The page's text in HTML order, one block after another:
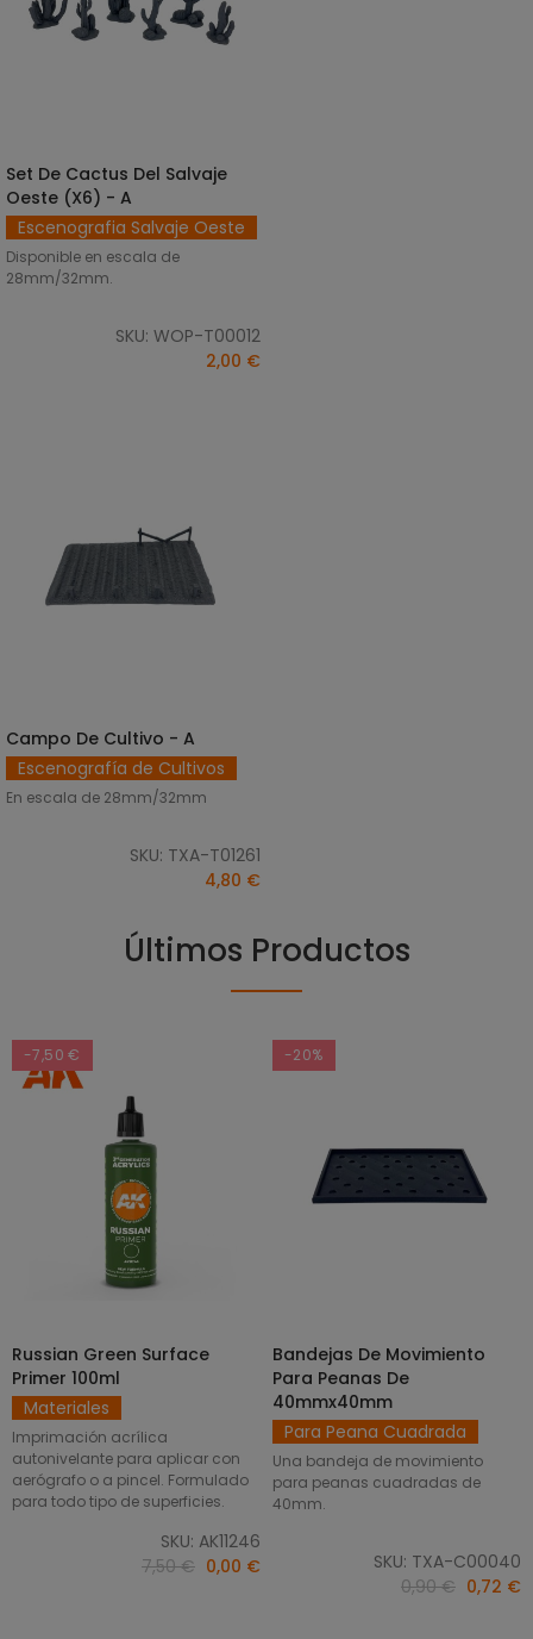
AÑADIR AL CARRITO
Set De Cactus Del Salvaje
Oeste (x6) - A
Escenografia Salvaje Oeste
Disponible en escala de
28mm/32mm.
SKU: WOP-T00012
2,00 €
AÑADIR AL CARRITO
Campo De Cultivo - A
Escenografía de Cultivos
En escala de 28mm/32mm
SKU: TXA-T01261
4,80 €
Últimos Productos
-7,50 €
AÑADIR AL CARRITO
Russian Green Surface
Primer 100ml
Materiales
Imprimación acrílica
autonivelante para aplicar con
aerógrafo o a pincel. Formulado
para todo tipo de superficies.
SKU: AK11246
7,50 € 0,00 €
-20%
SELECCIONAR OPCIONES
Bandejas De Movimiento
Para Peanas De
40mmx40mm
Para Peana Cuadrada
Una bandeja de movimiento
para peanas cuadradas de
40mm.
SKU: TXA-C00040
0,90 € 0,72 €